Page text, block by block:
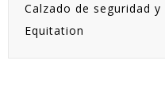
Calzado de seguridad
Equitation